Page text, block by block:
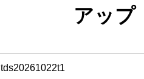
アップ
tds20261022t1